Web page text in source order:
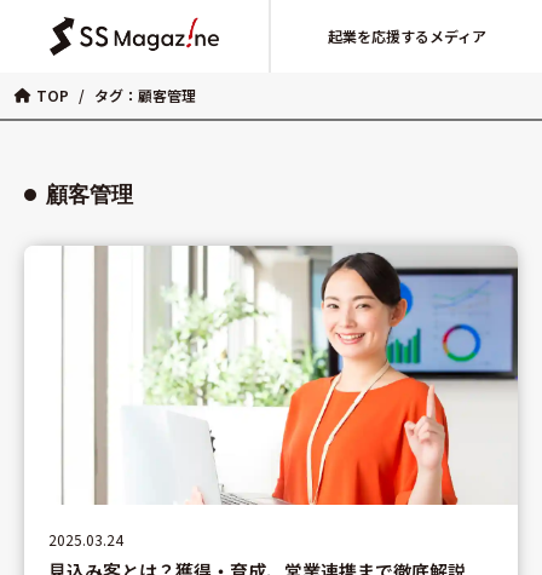
起業を応援するメディア
TOP / タグ：顧客管理
顧客管理
2025.03.24